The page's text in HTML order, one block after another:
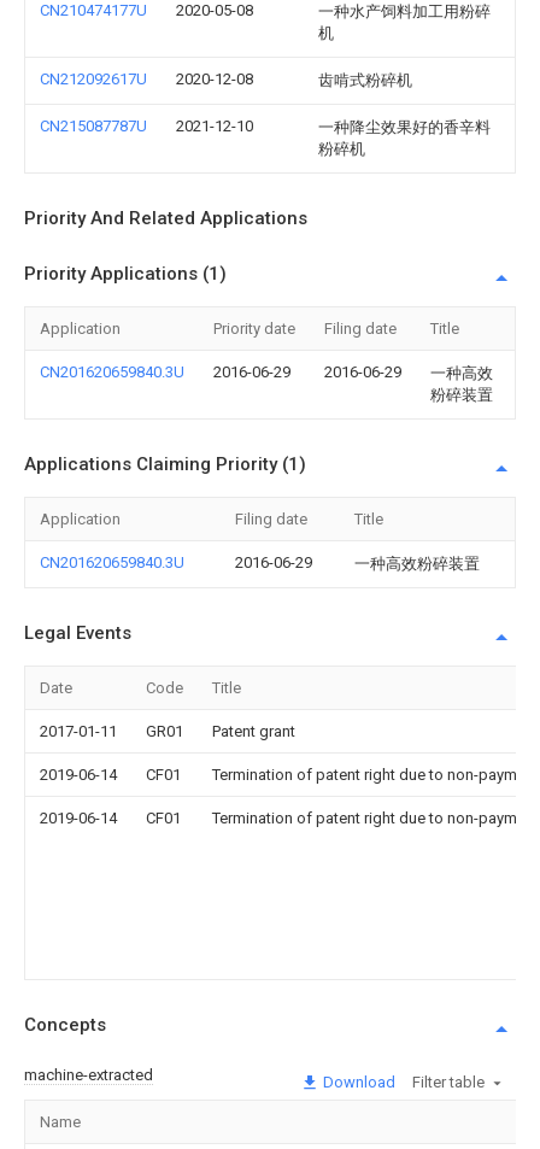
CN210474177U 2020-05-08
一种水产饲料加工用粉碎
机
CN212092617U 2020-12-08 齿啃式粉碎机
CN215087787U 2021-12-10
一种降尘效果好的香辛料
粉碎机
Priority And Related Applications
Priority Applications (1)
Application Priority date Filing date Title
CN201620659840.3U 2016-06-29 2016-06-29
一种高效
粉碎装置
Applications Claiming Priority (1)
Application Filing date Title
CN201620659840.3U 2016-06-29 一种高效粉碎装置
Legal Events
Date Code Title
2017-01-11 GR01 Patent grant
2019-06-14 CF01 Termination of patent right due to non-
2019-06-14 CF01 Termination of patent right due to non-
Concepts
machine-extracted Download Filter table
Name